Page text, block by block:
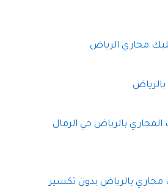
بالرياض حي الرمال
بالرياض بدون تكسير